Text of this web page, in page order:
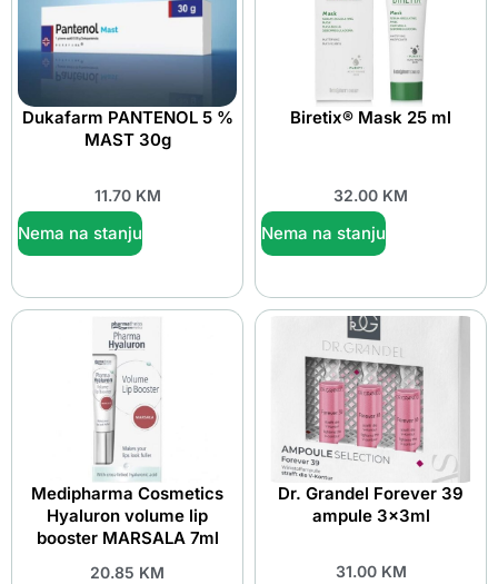
Dukafarm PANTENOL 5 %
MAST 30g
11.70 KM
Nema na stanju
Biretix® Mask 25 ml
32.00 KM
Nema na stanju
Medipharma Cosmetics
Hyaluron volume lip
booster MARSALA 7ml
20.85 KM
Dr. Grandel Forever 39
ampule 3x3ml
31.00 KM